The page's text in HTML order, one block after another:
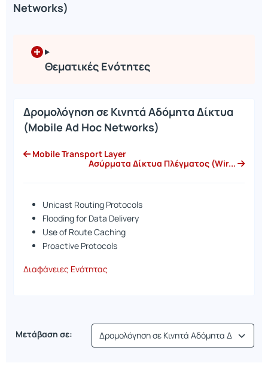
Networks)
Θεματικές Ενότητες
Δρομολόγηση σε Κινητά Αδόμητα Δίκτυα
(Mobile Ad Hoc Networks)
Mobile Transport Layer
Ασύρματα Δίκτυα Πλέγματος (Wir...
Unicast Routing Protocols
Flooding for Data Delivery
Use of Route Caching
Proactive Protocols
Διαφάνειες Ενότητας
Μετάβαση σε: